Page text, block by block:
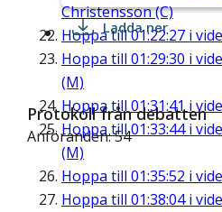
Christensson (C)
Hoppa till01:22:27 i
Hoppa till 01:29:30 i
(M)
Hoppa till 01:31:41 i
Hoppa till01:33:44i
(M)
Hoppa till 01:35:52 i
Hoppa till 01:38:04i
Ladda ner
Protokoll från debatten
Anföranden: 54